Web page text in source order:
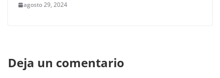
agosto 29, 2024
Deja un comentario